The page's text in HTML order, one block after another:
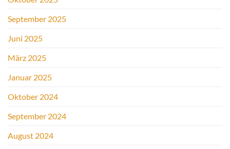
September 2025
Juni 2025
März 2025
Januar 2025
Oktober 2024
September 2024
August 2024